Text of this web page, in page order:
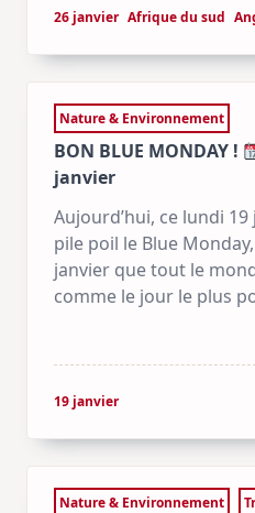
26 janvier Afrique du sud
Nature & Environnement
BON BLUE MONDAY !
janvier
Aujourd’hui, ce lundi
pile poil le Blue
janvier que tout le
comme le jour le plus
19 janvier
Nature & Environnement